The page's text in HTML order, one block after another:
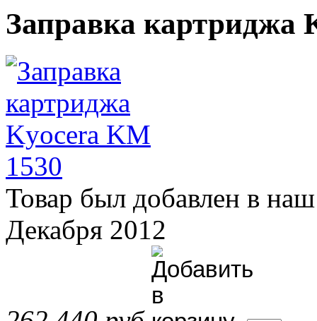
Заправка картриджа
Товар был добавлен в
Декабря 2012